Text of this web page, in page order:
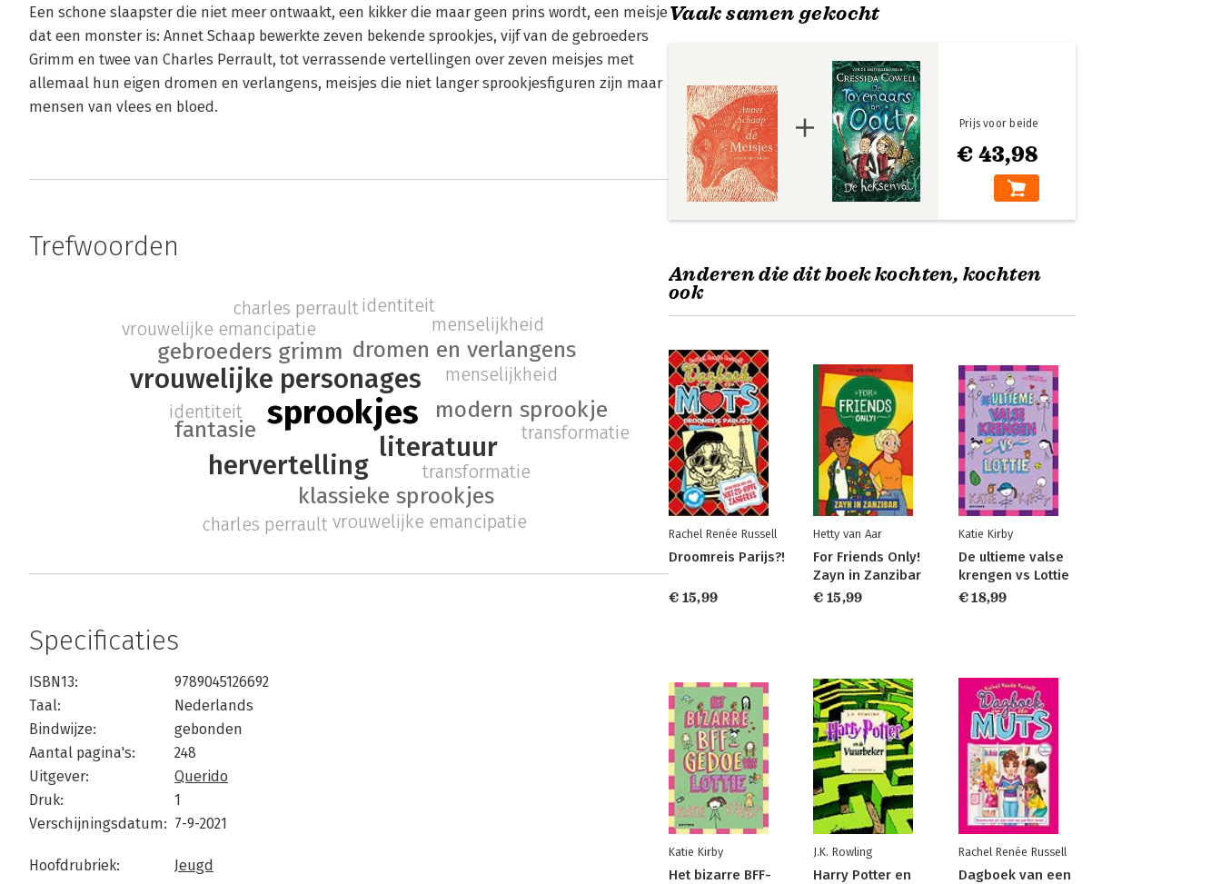
Een schone slaapster die niet meer ontwaakt, een kikker die maar geen prins wordt, een meisje
dat een monster is: Annet Schaap bewerkte zeven bekende sprookjes, vijf van de gebroeders
Grimm en twee van Charles Perrault, tot verrassende vertellingen over zeven meisjes met
allemaal hun eigen dromen en verlangens, meisjes die niet langer sprookjesfiguren zijn maar
mensen van vlees en bloed.
Trefwoorden
sprookjes
vrouwelijke personages
literatuur
hervertelling
fantasie
gebroeders grimm dromen en verlangens
modern sprookje
klassieke sprookjes
identiteit
menselijkheid
transformatie
vrouwelijke emancipatie
charles perrault identiteit
menselijkheid
transformatie
vrouwelijke emancipatie
charles perrault
Specificaties
ISBN13:
9789045126692
Taal:
Nederlands
Bindwijze:
gebonden
Aantal pagina's:
248
Uitgever:
Querido
Druk:
1
Verschijningsdatum: 7-9-2021
Hoofdrubriek: Jeugd
Vaak samen gekocht
€ 43,98
Prijs voor beide
Anderen die dit boek kochten, kochten
ook
Rachel Renée Russell
Droomreis Parijs?!
€ 15,99
Hetty van Aar
For Friends Only!
Zayn in Zanzibar
€ 15,99
Katie Kirby
De ultieme valse
krengen vs Lottie
€ 18,99
Katie Kirby
Het bizarre BFF-
J.K. Rowling
Harry Potter en
Rachel Renée Russell
Dagboek van een